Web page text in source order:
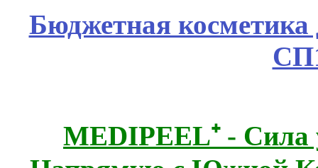
Бюджетная косметика
MEDIPEEL⁺ - Сила